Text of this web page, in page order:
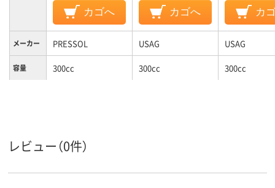
カゴへ カゴへ カ
メーカー PRESSOL USAG USAG
容量 300cc 300cc 300cc
レビュー（0件）